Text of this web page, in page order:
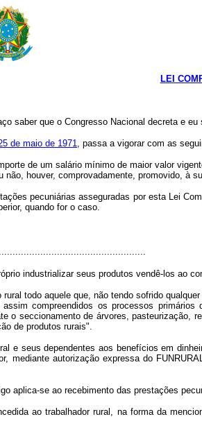
LEI
saber que o Congresso Nacional decreta e
de maio de 1971, passa a vigorar com as
de um salário mínimo de maior valor
não, houver, comprovadamente, promovido, à
pecuniárias asseguradas por esta Lei
quando for o caso.
industrializar seus produtos vendê-los ao
rural todo aquele que, não tendo sofrido
compreendidos os processos
o seccionamento de árvores, pasteurização,
de produtos rurais".
e seus dependentes aos benefícios em
mediante autorização expressa do
aplica-se ao recebimento das prestações
ao trabalhador rural, na forma da